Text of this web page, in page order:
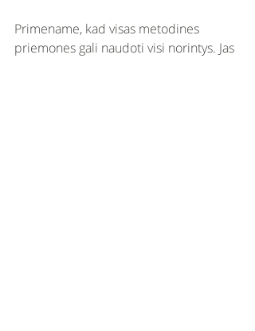
Primename, kad visas metodines
priemones gali naudoti visi norintys. Jas